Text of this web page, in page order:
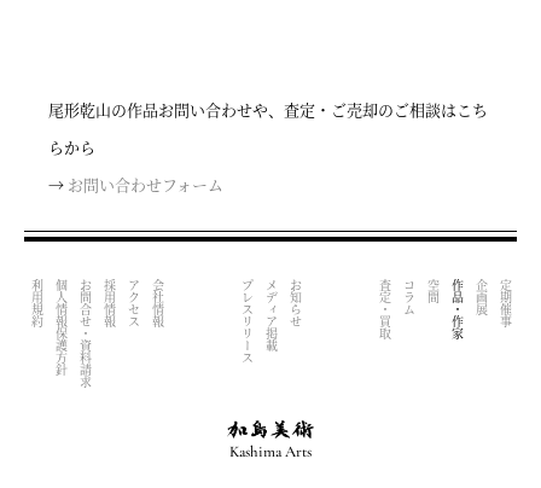
尾形乾山の作品お問い合わせや、査定・ご売却のご相談はこち
らから
→ お問い合わせフォーム
定期催事
企画展
作品・作家
空間
コラム
査定・買取
お知らせ
メディア掲載
プレスリリース
会社情報
アクセス
採用情報
お問合せ・資料請求
個人情報保護方針
利用規約
Kashima Arts